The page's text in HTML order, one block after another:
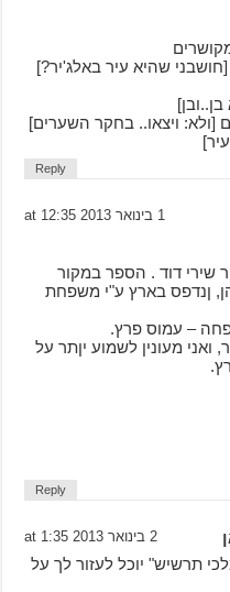
[חושבני שהיא עיר באלג'יר?]
[ולא: ויצאו.. בחקר השערים]
Reply
1 בינואר 2013 at 12:35
שירי דוד . הספר במקור
ןנדפס בארץ ע"י משפחת
– עמוס פרץ.
מעונין לשמוע יןתר על
Reply
2 בינואר 2013 at 1:35
תרשיש" יוכל לעזור לך על